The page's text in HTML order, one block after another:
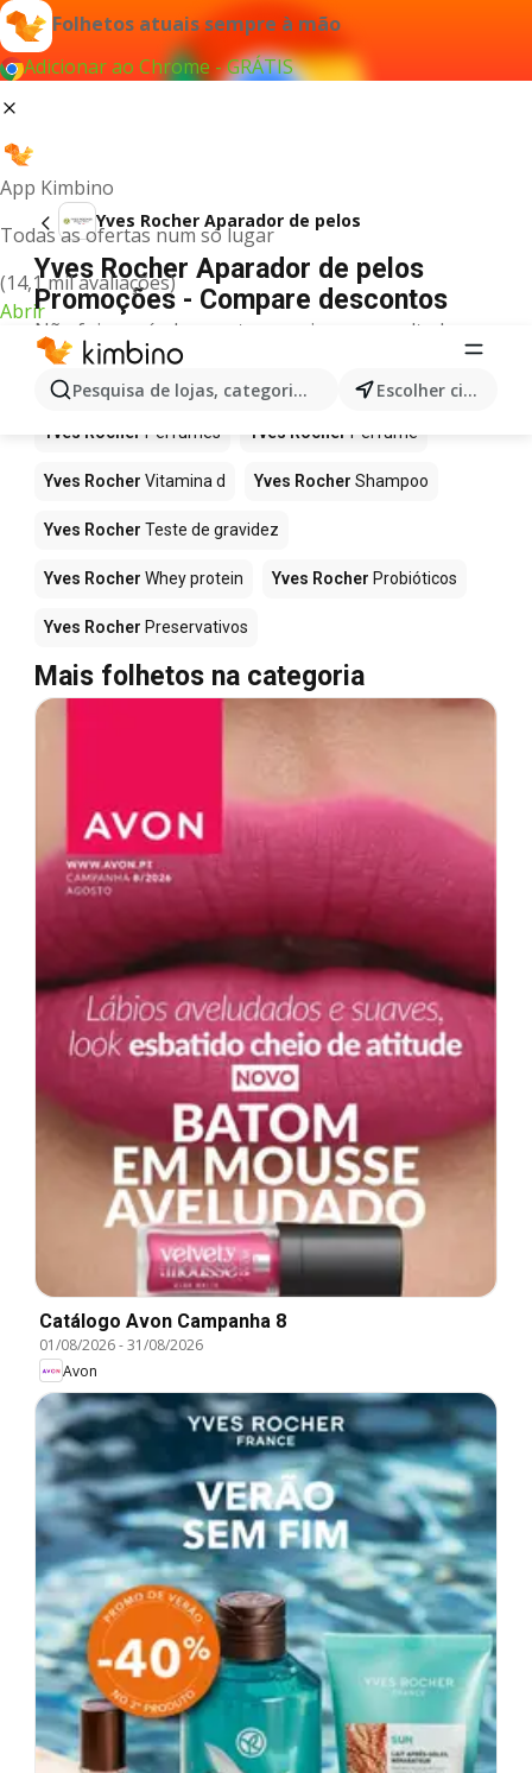
Folhetos atuais sempre à mão
Adicionar ao Chrome - GRÁTIS
App Kimbino
Todas as ofertas num só lugar
(14,1 mil avaliações)
Abrir
Pesquisa de lojas, categorias,produtos... Escolher cidade
Yves Rocher Aparador de pelos
Yves Rocher Aparador de pelos
Promoções - Compare descontos
Não foi possível encontrar quaisquer resultados
para este termo.
Mais produtos em Yves Rocher
Yves Rocher Perfumes Yves Rocher Perfume
Yves Rocher Vitamina d Yves Rocher Shampoo
Yves Rocher Teste de gravidez
Yves Rocher Whey protein Yves Rocher Probióticos
Yves Rocher Preservativos
Mais folhetos na categoria
Catálogo Avon Campanha 8
01/08/2026-31/08/2026
Avon